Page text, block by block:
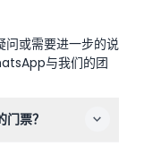
问或需要进一步的说
与我们的团
票？